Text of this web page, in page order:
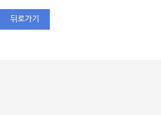
뒤로가기